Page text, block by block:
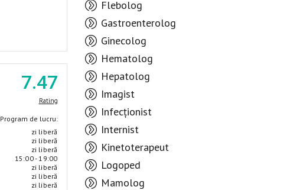
7.47
Rating
Program de lucru:
zi liberă
zi liberă
zi liberă
15:00 - 19:00
zi liberă
zi liberă
zi liberă
Flebolog
Gastroenterolog
Ginecolog
Hematolog
Hepatolog
Imagist
Infecționist
Internist
Kinetoterapeut
Logoped
Mamolog